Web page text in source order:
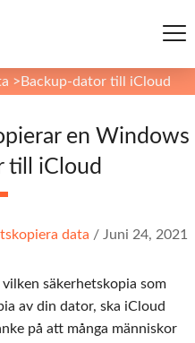
> Backup-dator till iCloud
en Windows
till iCloud
data / Juni 24, 2021
säkerhetskopia som
av din dator, ska iCloud
på att många människor